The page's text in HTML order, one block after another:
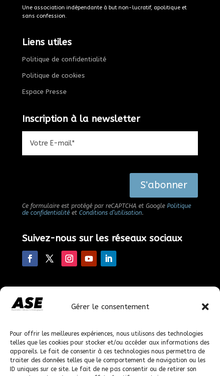
Gérer le consentement
Pour offrir les meilleures expériences, nous utilisons des technologies
telles que les cookies pour stocker et/ou accéder aux informations des
appareils. Le fait de consentir à ces technologies nous permettra de
traiter des données telles que le comportement de navigation ou les
ID uniques sur ce site. Le fait de ne pas consentir ou de retirer son
Une association indépendante à but non-lucratif, apolitique et
sans confession.
Liens utiles
Politique de confidentialité
Politique de cookies
Espace Presse
Inscription à la newsletter
S'abonner
Ce formulaire est protégé par reCAPTCHA et Google Politique
de confidentialitéet Conditions d’utilisation.
Suivez-nous sur les réseaux sociaux
En faisant un don, vous nous permettez de poursuivre
© 2023-2026 solutions-ecologiques.org, tous droits
réservés.